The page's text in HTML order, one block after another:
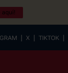
aquí!
| X | TIKTOK |